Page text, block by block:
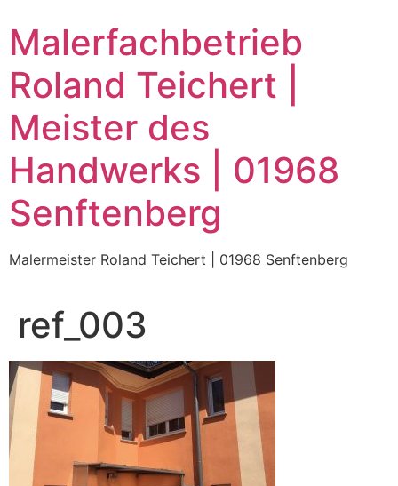
Inhalt
wechseln
Malerfachbetrieb
Roland Teichert |
Meister des
Handwerks | 01968
Senftenberg
Malermeister Roland Teichert | 01968 Senftenberg
ref_003